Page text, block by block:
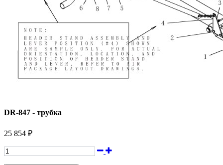
DR-847 - трубка
25 854 ₽